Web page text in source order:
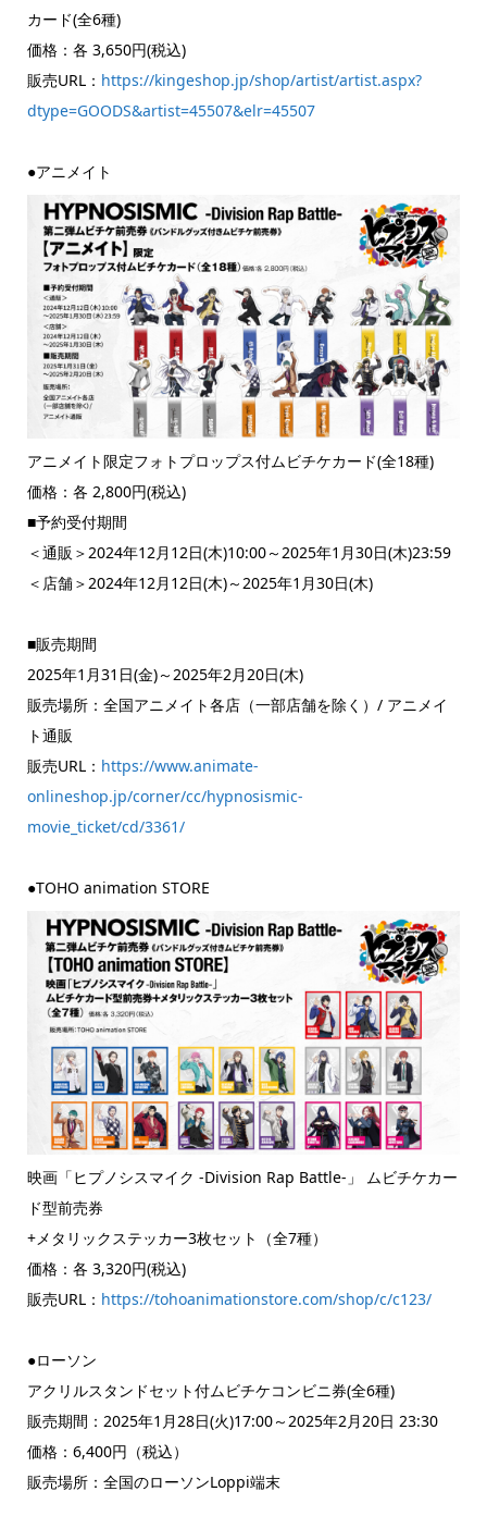
カード(全6種)
価格：各 3,650円(税込)
販売URL： https://kingeshop.jp/shop/artist/artist.aspx?
dtype=GOODS&artist=45507&elr=45507
●アニメイト
アニメイト限定フォトプロップス付ムビチケカード(全18種)
価格：各 2,800円(税込)
■予約受付期間
＜通販＞2024年12月12日(木)10:00～2025年1月30日(木)23:59
＜店舗＞2024年12月12日(木)～2025年1月30日(木)
■販売期間
2025年1月31日(金)～2025年2月20日(木)
販売場所：全国アニメイト各店（一部店舗を除く）/ アニメイ
ト通販
販売URL： https://www.animate-
onlineshop.jp/corner/cc/hypnosismic-
movie_ticket/cd/3361/
●TOHO animation STORE
映画「ヒプノシスマイク -Division Rap Battle-」 ムビチケカー
ド型前売券
+メタリックステッカー3枚セット（全7種）
価格：各 3,320円(税込)
販売URL： https://tohoanimationstore.com/shop/c/c123/
●ローソン
アクリルスタンドセット付ムビチケコンビニ券(全6種)
販売期間：2025年1月28日(火)17:00～2025年2月20日 23:30
価格：6,400円（税込）
販売場所：全国のローソンLoppi端末